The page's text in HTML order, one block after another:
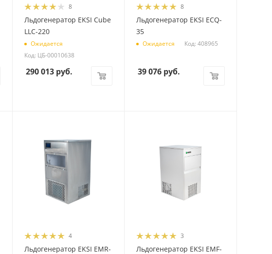
8
Льдогенератор EKSI Cube
LLC-220
Ожидается
Код: ЦБ-00010638
290 013руб.
8
Льдогенератор EKSI ECQ-
35
Ожидается Код: 408965
39 076 руб.
4
Льдогенератор EKSI EMR-
3
Льдогенератор EKSI EMF-